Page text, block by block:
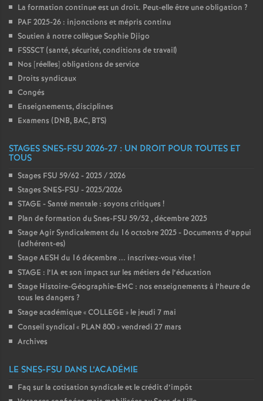
La formation continue est un droit. Peut-elle être une obligation ?
PAF 2025-26 : injonctions et mépris continu
Soutien à notre collègue Sophie Djigo
FSSSCT (santé, sécurité, conditions de travail)
Nos [réelles] obligations de service
Droits syndicaux
Congés
Enseignements, disciplines
Examens (DNB, BAC, BTS)
STAGES SNES-FSU 2026-27 : UN DROIT POUR TOUTES ET
TOUS
Stages FSU 59/62 - 2025 / 2026
Stages SNES-FSU - 2025/2026
STAGE - Santé mentale : soyons critiques !
Plan de formation du Snes-FSU 59/52 , décembre 2025
Stage Agir Syndicalement du 16 octobre 2025 - Documents d’appui
(adhérent-es)
Stage AESH du 16 décembre ... inscrivez-vous vite!
STAGE : l’IA et son impact sur les métiers de l’éducation
Stage Histoire-Géographie-EMC : nos enseignements à l’heure de
tous les dangers ?
Stage académique «COLLEGE » le jeudi 7 mai
Conseil syndical « PLAN 800» vendredi 27 mars
Archives
LE SNES-FSU DANS L’ACADÉMIE
Faq sur la cotisation syndicale et le crédit d’impôt